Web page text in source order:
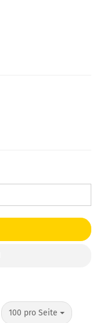
100 pro Seite
pro Seite